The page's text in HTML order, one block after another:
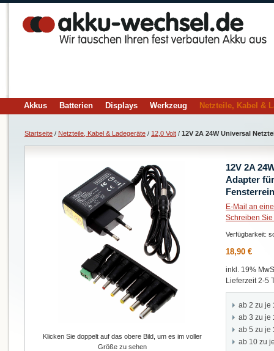
Akkus Batterien Displays Werkzeug Netzteile, Kabel &
Startseite / Netzteile, Kabel & Ladegeräte / 12,0 Volt / 12V 2A 24W Universal
12V 2A
Adapter
E-Mail an
Schreiben
Verfügbarkeit:
18,90 €
inkl. 19%
Lieferzeit 2-5
ab 2 zu je
ab 3 zu je
ab 5 zu je
ab 10 zu
Klicken Sie doppelt auf das obere Bild, um es im voller
Größe zu sehen